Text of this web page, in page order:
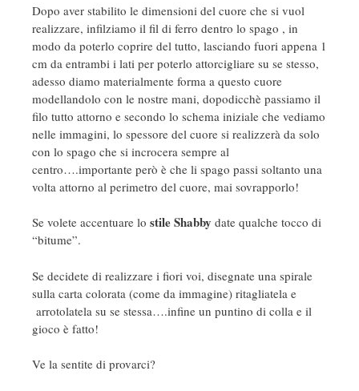
Dopo aver stabilito le dimensioni del cuore che si vuol
realizzare, infilziamo il fil di ferro dentro lo spago , in
modo da poterlo coprire del tutto, lasciando fuori appena 1
cm da entrambi i lati per poterlo attorcigliare su se stesso,
adesso diamo materialmente forma a questo cuore
modellandolo con le nostre mani, dopodicchè passiamo il
filo tutto attorno e secondo lo schema iniziale che vediamo
nelle immagini, lo spessore del cuore si realizzerà da solo
con lo spago che si incrocera sempre al
centro….importante però è che li spago passi soltanto una
volta attorno al perimetro del cuore, mai sovrapporlo!
Se volete accentuare lo stile Shabby date qualche tocco di
“bitume”.
Se decidete di realizzare i fiori voi, disegnate una spirale
sulla carta colorata (come da immagine) ritagliatela e
arrotolatela su se stessa….infine un puntino di colla e il
gioco è fatto!
Ve la sentite di provarci?